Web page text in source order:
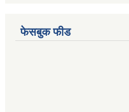
फेसबुक फीड